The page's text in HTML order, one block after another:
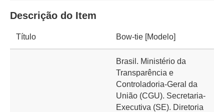
Descrição do Item
Título Bow-tie [Modelo]
Brasil. Ministério da
Transparência e
Controladoria-Geral da
União (CGU). Secretaria-
Executiva (SE). Diretoria